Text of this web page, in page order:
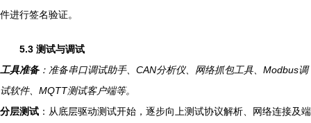
件进行签名验证。
5.3 测试与调试
工具准备：准备串口调试助手、CAN分析仪、网络抓包工具、Modbus调
试软件、MQTT测试客户端等。
分层测试 ：从底层驱动测试开始，逐步向上测试协议解析、网络连接及端